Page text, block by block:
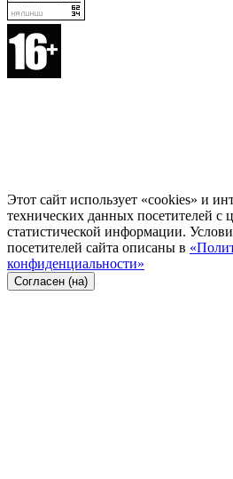
Этот сайт использует «cookies» и
технических данных посетителей с
статистической информации.
посетителей сайта описаны в
конфиденциальности»
Согласен (на)